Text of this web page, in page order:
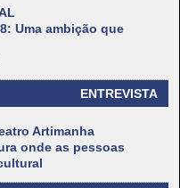
Uma ambição que
ENTREVISTA
Artimanha
onde as pessoas